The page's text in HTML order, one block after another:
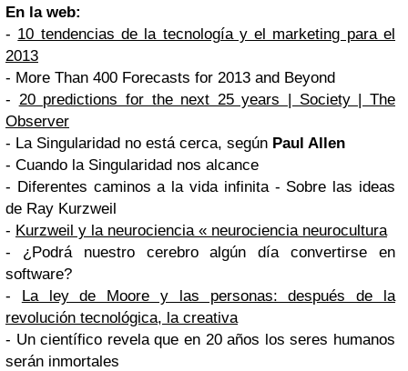
En la web:
- 10 tendencias de la tecnología y el marketing para el
2013
- More Than 400 Forecasts for 2013 and Beyond
- 20 predictions for the next 25 years | Society | The
Observer
- La Singularidad no está cerca, según Paul Allen
- Cuando la Singularidad nos alcance
- Diferentes caminos a la vida infinita - Sobre las ideas
de Ray Kurzweil
- Kurzweil y la neurociencia « neurociencia neurocultura
- ¿Podrá nuestro cerebro algún día convertirse en
software?
- La ley de Moore y las personas: después de la
revolución tecnológica, la creativa
- Un científico revela que en 20 años los seres humanos
serán inmortales